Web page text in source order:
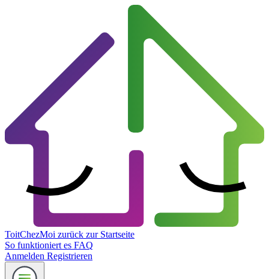
ToitChezMoi zurück zur Startseite
So funktioniert es FAQ
Anmelden Registrieren